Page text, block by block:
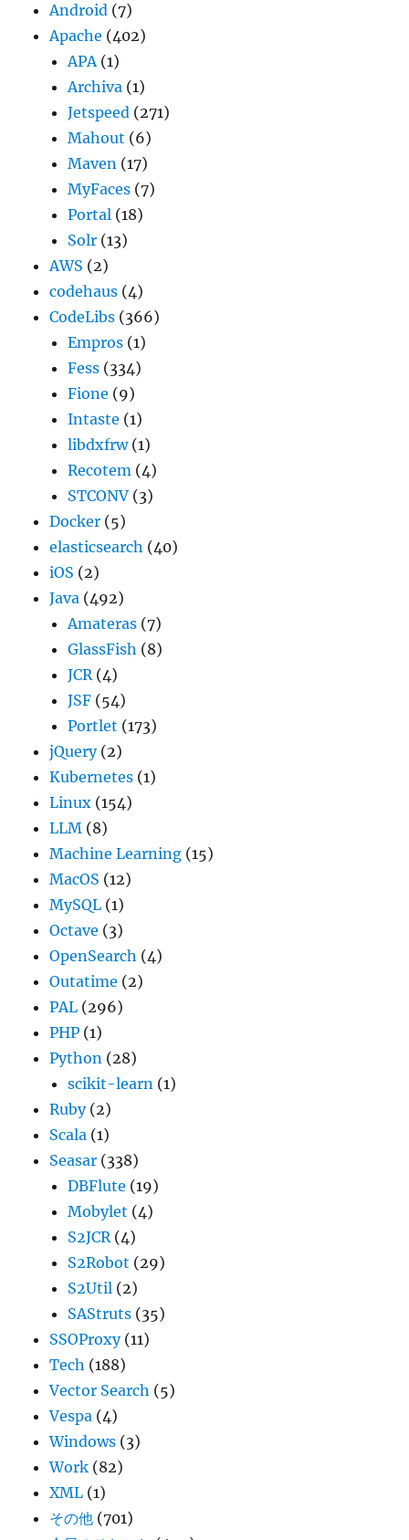
Android (7)
Apache (402)
APA(1)
Archiva (1)
Jetspeed (271)
Mahout (6)
Maven (17)
MyFaces (7)
Portal (18)
Solr (13)
AWS (2)
codehaus (4)
CodeLibs (366)
Empros (1)
Fess (334)
Fione (9)
Intaste (1)
libdxfrw(1)
Recotem (4)
STCONV (3)
Docker (5)
elasticsearch (40)
iOS (2)
Java (492)
Amateras (7)
GlassFish (8)
JCR(4)
JSF (54)
Portlet (173)
jQuery(2)
Kubernetes (1)
Linux (154)
LLM (8)
Machine Learning (15)
MacOS (12)
MySQL (1)
Octave (3)
OpenSearch (4)
Outatime (2)
PAL (296)
PHP (1)
Python (28)
scikit-learn (1)
Ruby(2)
Scala (1)
Seasar (338)
DBFlute (19)
Mobylet (4)
S2JCR(4)
S2Robot (29)
S2Util (2)
SAStruts (35)
SSOProxy(11)
Tech (188)
Vector Search (5)
Vespa (4)
Windows (3)
Work (82)
XML (1)
その他 (701)